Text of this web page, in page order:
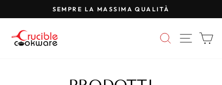
al
contenuto
Metti
SEMPRE LA MASSIMA QUALITÀ
CERCA